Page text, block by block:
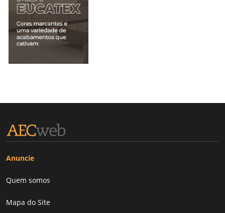
Anuncie
Quem somos
Mapa do Site